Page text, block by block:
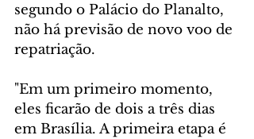
segundo o Palácio do Planalto,
não há previsão de novo voo de
repatriação.
"Em um primeiro momento,
eles ficarão de dois a três dias
em Brasília. A primeira etapa é